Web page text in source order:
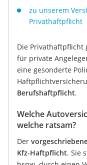
zu unserem
Privathaftpflicht
Die Privathaftpflicht
für private
eine gesonderte
Berufshaftpflicht.
Welche
welche ratsam?
Der
Kfz-Haftpflicht. Sie